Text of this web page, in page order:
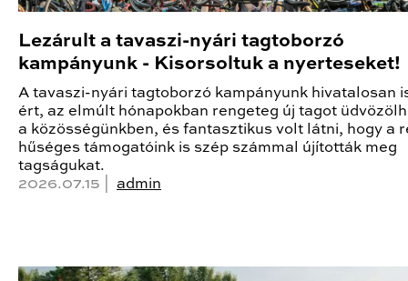
Lezárult a tavaszi-nyári tagtoborzó
kampányunk - Kisorsoltuk a nyerteseket!
A tavaszi-nyári tagtoborzó kampányunk hivatalosan
ért, az elmúlt hónapokban rengeteg új tagot
a közösségünkben, és fantasztikus volt látni, hogy a
hűséges támogatóink is szép számmal újították meg
tagságukat.
2026.07.15 | admin